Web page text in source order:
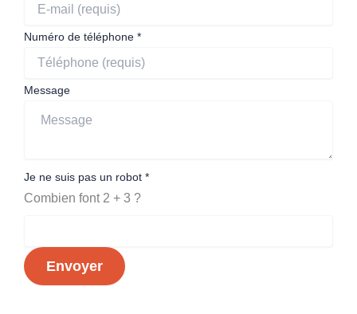
Numéro de téléphone *
Message
Je ne suis pas un robot *
Combien font 2 + 3 ?
Envoyer